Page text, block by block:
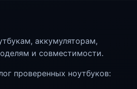
аккумуляторам,
и совместимости.
проверенных ноутбуков: